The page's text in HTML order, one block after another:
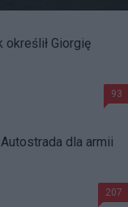
określił Giorgię
93
dla armii
207